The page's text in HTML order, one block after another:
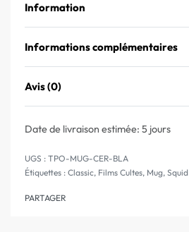
Information
Informations complémentaires
Avis (0)
Date de livraison estimée: 5 jours
TPO-MUG-CER-BLA
Étiquettes : Classic, Films Cultes, Mug, Squid
PARTAGER